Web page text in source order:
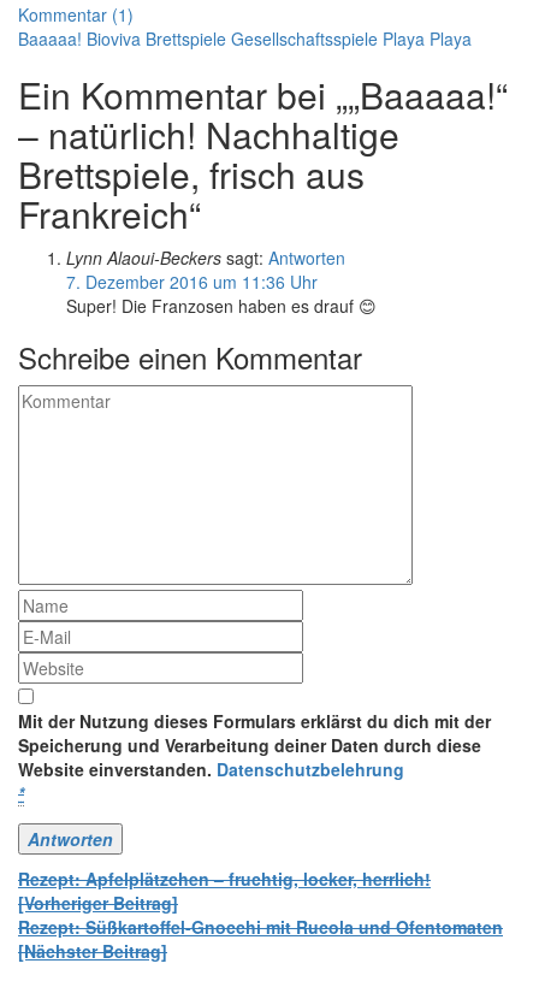
Kommentar (1)
Baaaaa! Bioviva Brettspiele Gesellschaftsspiele Playa Playa
Ein Kommentar bei „„Baaaaa!“
– natürlich! Nachhaltige
Brettspiele, frisch aus
Frankreich“
Lynn Alaoui-Beckers sagt: Antworten
7. Dezember 2016 um 11:36 Uhr
Super! Die Franzosen haben es drauf 😊
Schreibe einen Kommentar
Mit der Nutzung dieses Formulars erklärst du dich mit der
Speicherung und Verarbeitung deiner Daten durch diese
Website einverstanden. Datenschutzbelehrung
*
Beitrags-
Navigation
Rezept: Apfelplätzchen – fruchtig, locker, herrlich!
[Vorheriger Beitrag]
Rezept: Süßkartoffel-Gnocchi mit Rucola und Ofentomaten
[Nächster Beitrag]